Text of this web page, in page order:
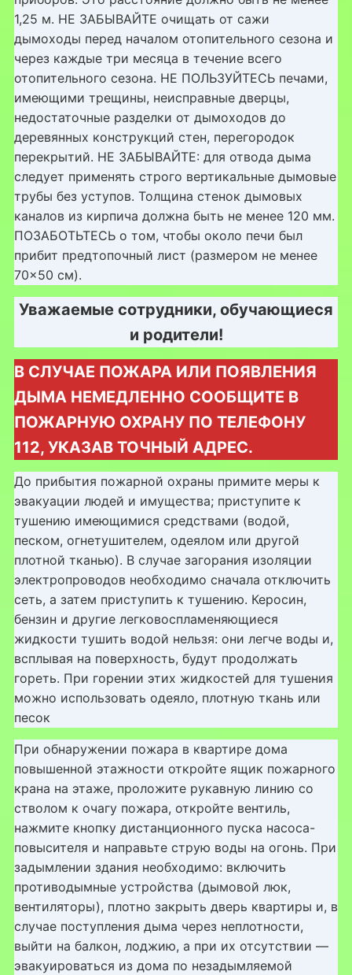
1,25 м. НЕ ЗАБЫВАЙТЕ очищать от сажи
дымоходы перед началом отопительного сезона и
через каждые три месяца в течение всего
отопительного сезона. НЕ ПОЛЬЗУЙТЕСЬ печами,
имеющими трещины, неисправные дверцы,
недостаточные разделки от дымоходов до
деревянных конструкций стен, перегородок
перекрытий. НЕ ЗАБЫВАЙТЕ: для отвода дыма
следует применять строго вертикальные дымовые
трубы без уступов. Толщина стенок дымовых
каналов из кирпича должна быть не менее 120 мм.
ПОЗАБОТЬТЕСЬ о том, чтобы около печи был
прибит предтопочный лист (размером не менее
70×50 см).
Уважаемые сотрудники, обучающиеся
и родители!
В СЛУЧАЕ ПОЖАРА ИЛИ ПОЯВЛЕНИЯ
ДЫМА НЕМЕДЛЕННО СООБЩИТЕ В
ПОЖАРНУЮ ОХРАНУ ПО ТЕЛЕФОНУ
112, УКАЗАВ ТОЧНЫЙ АДРЕС.
До прибытия пожарной охраны примите меры к
эвакуации людей и имущества; приступите к
тушению имеющимися средствами (водой,
песком, огнетушителем, одеялом или другой
плотной тканью). В случае загорания изоляции
электропроводов необходимо сначала отключить
сеть, а затем приступить к тушению. Керосин,
бензин и другие легковоспламеняющиеся
жидкости тушить водой нельзя: они легче воды и,
всплывая на поверхность, будут продолжать
гореть. При горении этих жидкостей для тушения
можно использовать одеяло, плотную ткань или
песок
При обнаружении пожара в квартире дома
повышенной этажности откройте ящик пожарного
крана на этаже, проложите рукавную линию со
стволом к очагу пожара, откройте вентиль,
нажмите кнопку дистанционного пуска насоса-
повысителя и направьте струю воды на огонь. При
задымлении здания необходимо: включить
противодымные устройства (дымовой люк,
вентиляторы), плотно закрыть дверь квартиры и, в
случае поступления дыма через неплотности,
выйти на балкон, лоджию, а при их отсутствии —
эвакуироваться из дома по незадымляемой